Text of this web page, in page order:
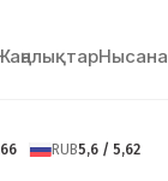
Нысана
RUB5,6 / 5,62